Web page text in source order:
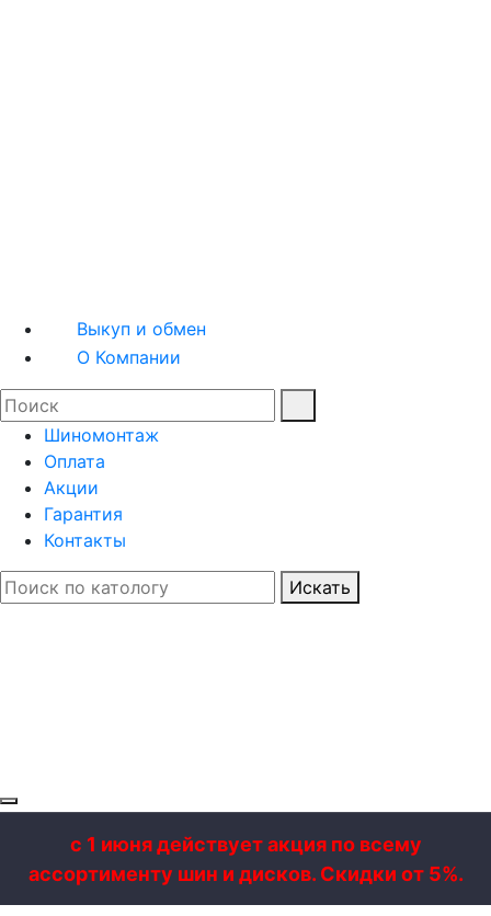
Выкуп и обмен
О Компании
Шиномонтаж
Оплата
Акции
Гарантия
Контакты
Искать
с 1 июня действует акция по всему
ассортименту шин и дисков. Скидки от 5%.